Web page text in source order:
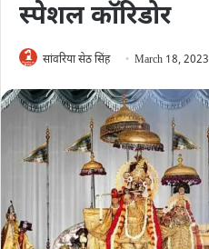
स्पेशल कॉरिडोर
सांवरिया सेठ सिंह March 18, 2023